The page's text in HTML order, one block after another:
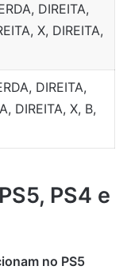
DIREITA,
X, DIREITA,
DIREITA,
DIREITA, X, B,
PS4 e
no PS5